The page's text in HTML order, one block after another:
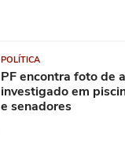
POLÍTICA
PF encontra foto de
investigado em
e senadores